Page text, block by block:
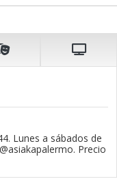
Lunes a sábados de
Precio